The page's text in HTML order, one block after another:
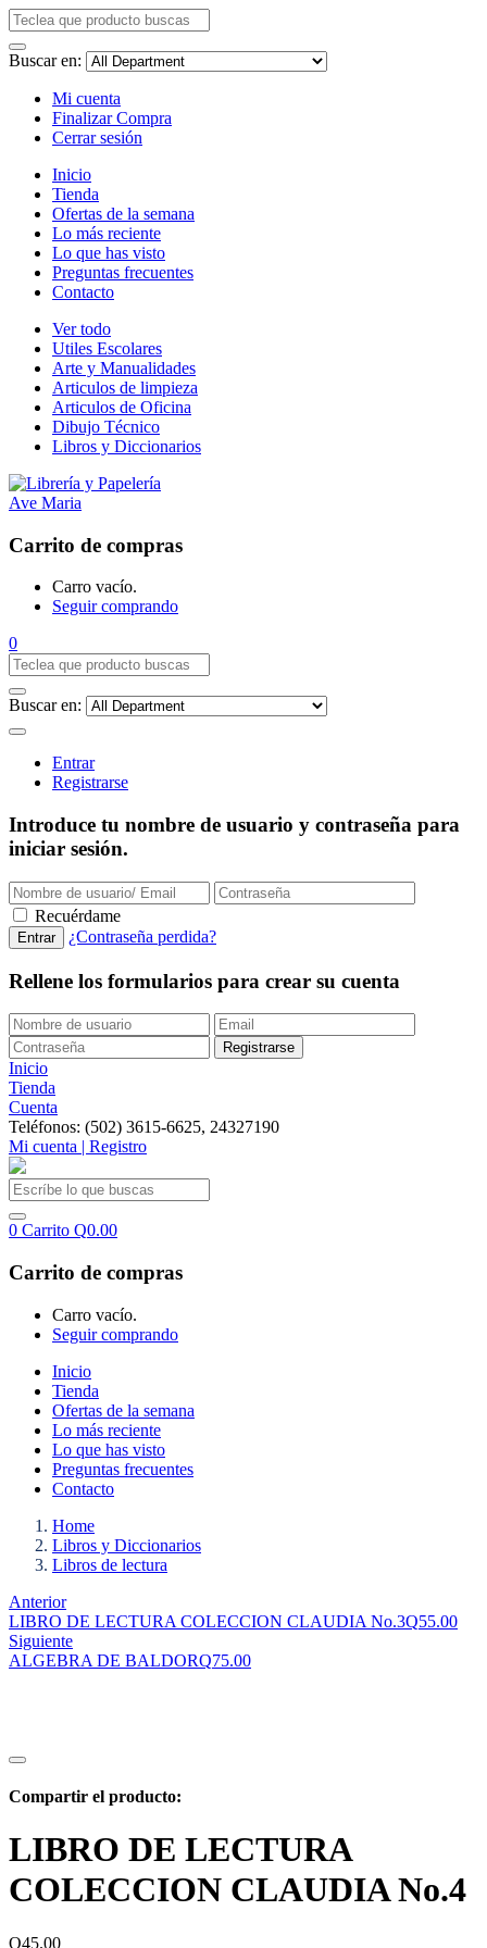
Buscar en:
Mi cuenta
Finalizar Compra
Cerrar sesión
Inicio
Tienda
Ofertas de la semana
Lo más reciente
Lo que has visto
Preguntas frecuentes
Contacto
Ver todo
Utiles Escolares
Arte y Manualidades
Articulos de limpieza
Articulos de Oficina
Dibujo Técnico
Libros y Diccionarios
Carrito de compras
Carro vacío.
Seguir comprando
0
Buscar en:
Entrar
Registrarse
Introduce tu nombre de usuario y contraseña para
iniciar sesión.
Recuérdame
¿Contraseña perdida?
Rellene los formularios para crear su cuenta
Inicio
Tienda
Cuenta
Teléfonos: (502) 3615-6625, 24327190
Mi cuenta | Registro
0 Carrito Q0.00
Carrito de compras
Carro vacío.
Seguir comprando
Inicio
Tienda
Ofertas de la semana
Lo más reciente
Lo que has visto
Preguntas frecuentes
Contacto
Home
Libros y Diccionarios
Libros de lectura
Anterior
LIBRO DE LECTURA COLECCION CLAUDIA No.3Q55.00
Siguiente
ALGEBRA DE BALDORQ75.00
Compartir el producto:
LIBRO DE LECTURA
COLECCION CLAUDIA No.4
Q45.00